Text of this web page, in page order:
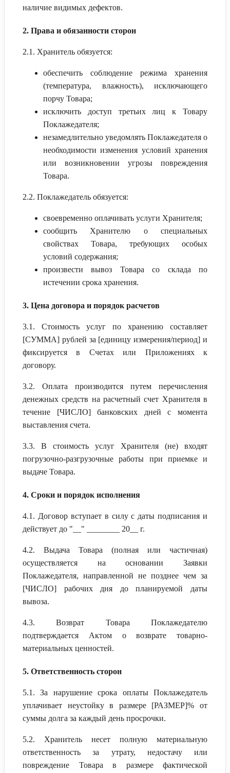
наличие видимых дефектов.
2. Права и обязанности сторон
2.1. Хранитель обязуется:
обеспечить соблюдение режима хранения
(температура, влажность), исключающего
порчу Товара;
исключить доступ третьих лиц к Товару
Поклажедателя;
незамедлительно уведомлять Поклажедателя о
необходимости изменения условий хранения
или возникновении угрозы повреждения
Товара.
2.2. Поклажедатель обязуется:
своевременно оплачивать услуги Хранителя;
сообщить Хранителю о специальных
свойствах Товара, требующих особых
условий содержания;
произвести вывоз Товара со склада по
истечении срока хранения.
3. Цена договора и порядок расчетов
3.1. Стоимость услуг по хранению составляет
[СУММА] рублей за [единицу измерения/период] и
фиксируется в Счетах или Приложениях к
договору.
3.2. Оплата производится путем перечисления
денежных средств на расчетный счет Хранителя в
течение [ЧИСЛО] банковских дней с момента
выставления счета.
3.3. В стоимость услуг Хранителя (не) входят
погрузочно-разгрузочные работы при приемке и
выдаче Товара.
4. Сроки и порядок исполнения
4.1. Договор вступает в силу с даты подписания и
действует до "__" ________ 20__ г.
4.2. Выдача Товара (полная или частичная)
осуществляется на основании Заявки
Поклажедателя, направленной не позднее чем за
[ЧИСЛО] рабочих дня до планируемой даты
вывоза.
4.3. Возврат Товара Поклажедателю
подтверждается Актом о возврате товарно-
материальных ценностей.
5. Ответственность сторон
5.1. За нарушение срока оплаты Поклажедатель
уплачивает неустойку в размере [РАЗМЕР]% от
суммы долга за каждый день просрочки.
5.2. Хранитель несет полную материальную
ответственность за утрату, недостачу или
повреждение Товара в размере фактической